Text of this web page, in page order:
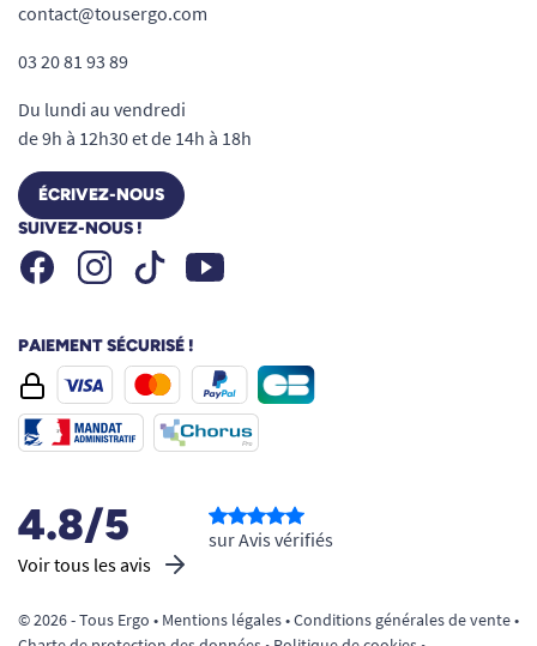
contact@tousergo.com
03 20 81 93 89
Du lundi au vendredi
de 9h à 12h30 et de 14h à 18h
ÉCRIVEZ-NOUS
SUIVEZ-NOUS !
FacebookInstagramTiktok Youtube
PAIEMENT SÉCURISÉ !
4.8/5
Voir tous les avis
sur Avis vérifiés
© 2026 - Tous Ergo • Mentions légales•Conditions générales de vente•